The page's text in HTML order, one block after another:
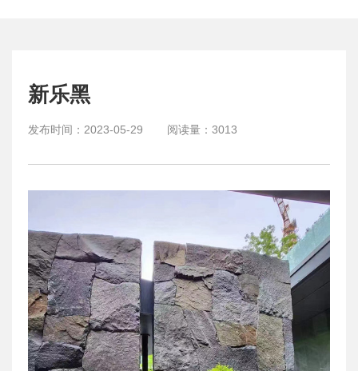
新乐黑
发布时间： 2023-05-29 阅读量： 3013